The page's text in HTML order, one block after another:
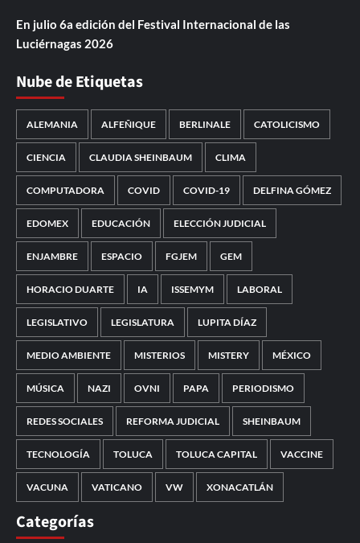
En julio 6a edición del Festival Internacional de las
Luciérnagas 2026
Nube de Etiquetas
ALEMANIA ALFEÑIQUE BERLINALE CATOLICISMO
CIENCIA CLAUDIA SHEINBAUM CLIMA
COMPUTADORA COVID COVID-19 DELFINA GÓMEZ
EDOMEX EDUCACIÓN ELECCIÓN JUDICIAL
ENJAMBRE ESPACIO FGJEM GEM
HORACIO DUARTE IA ISSEMYM LABORAL
LEGISLATIVO LEGISLATURA LUPITA DÍAZ
MEDIO AMBIENTE MISTERIOS MISTERY MÉXICO
MÚSICA NAZI OVNI PAPA PERIODISMO
REDES SOCIALES REFORMA JUDICIAL SHEINBAUM
TECNOLOGÍA TOLUCA TOLUCA CAPITAL VACCINE
VACUNA VATICANO VW XONACATLÁN
Categorías